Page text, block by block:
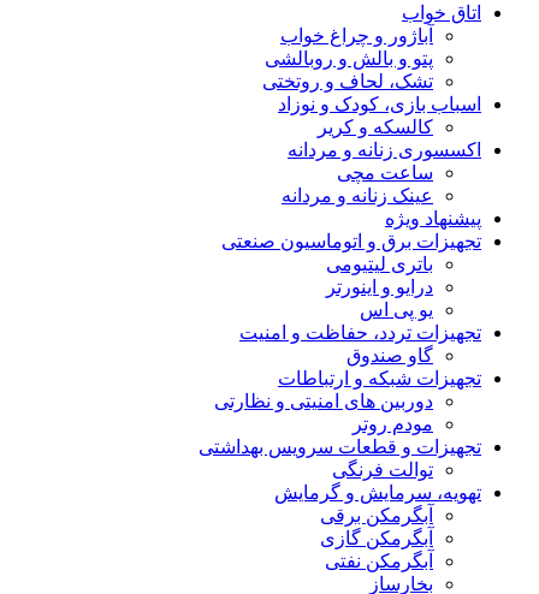
اتاق خواب
آباژور و چراغ خواب
پتو و بالش و روبالشی
تشک، لحاف و روتختی
اسباب بازی، کودک و نوزاد
کالسکه و کریر
اکسسوری زنانه و مردانه
ساعت مچی
عینک زنانه و مردانه
پیشنهاد ویژه
تجهیزات برق و اتوماسیون صنعتی
باتری لیتیومی
درایو و اینورتر
یو پی اس
تجهیزات تردد، حفاظت و امنیت
گاو صندوق
تجهیزات شبکه و ارتباطات
دوربین های امنیتی و نظارتی
مودم روتر
تجهیزات و قطعات سرویس بهداشتی
توالت فرنگی
تهویه، سرمایش و گرمایش
آبگرمکن برقی
آبگرمکن گازی
آبگرمکن نفتی
بخارساز